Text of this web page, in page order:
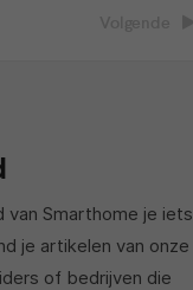
Smarthome je iets
je artikelen van onze
of bedrijven die